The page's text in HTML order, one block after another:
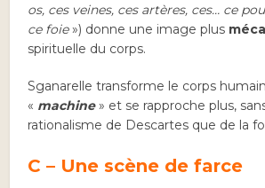
os, ces veines, ces artères, ces… ce
ce foie») donne une image plus
spirituelle du corps.
Sganarelle transforme le corps
« machine» et se rapproche plus,
rationalisme de Descartes que de la
C – Une scène de farce